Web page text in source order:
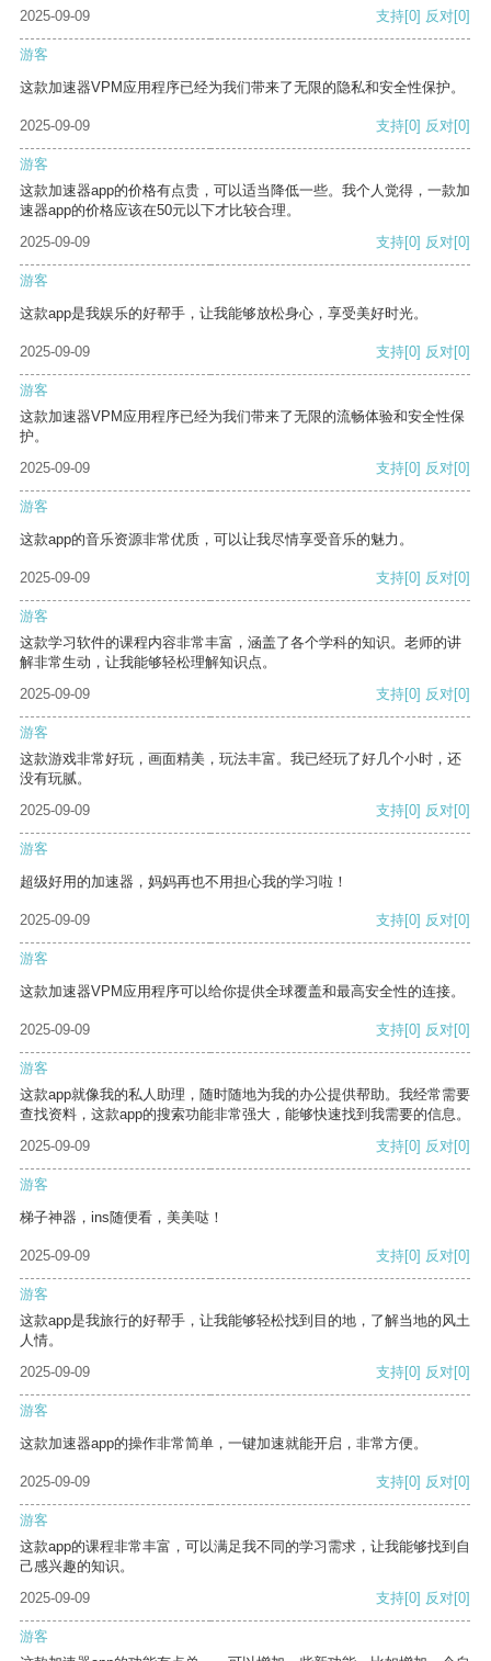
2025-09-09 支持[0] 反对[0]
游客
这款加速器VPM应用程序已经为我们带来了无限的隐私和安全性保护。
2025-09-09 支持[0] 反对[0]
游客
这款加速器app的价格有点贵，可以适当降低一些。我个人觉得，一款加
速器app的价格应该在50元以下才比较合理。
2025-09-09
支持[0] 反对[0]
游客
这款app是我娱乐的好帮手，让我能够放松身心，享受美好时光。
2025-09-09 支持[0] 反对[0]
游客
这款加速器VPM应用程序已经为我们带来了无限的流畅体验和安全性保
护。
2025-09-09
支持[0] 反对[0]
游客
这款app的音乐资源非常优质，可以让我尽情享受音乐的魅力。
2025-09-09 支持[0] 反对[0]
游客
这款学习软件的课程内容非常丰富，涵盖了各个学科的知识。老师的讲
解非常生动，让我能够轻松理解知识点。
2025-09-09
支持[0] 反对[0]
游客
这款游戏非常好玩，画面精美，玩法丰富。我已经玩了好几个小时，还
没有玩腻。
2025-09-09
支持[0] 反对[0]
游客
超级好用的加速器，妈妈再也不用担心我的学习啦！
2025-09-09 支持[0] 反对[0]
游客
这款加速器VPM应用程序可以给你提供全球覆盖和最高安全性的连接。
2025-09-09 支持[0] 反对[0]
游客
这款app就像我的私人助理，随时随地为我的办公提供帮助。我经常需要
查找资料，这款app的搜索功能非常强大，能够快速找到我需要的信息。
2025-09-09
支持[0] 反对[0]
游客
梯子神器，ins随便看，美美哒！
2025-09-09 支持[0] 反对[0]
游客
这款app是我旅行的好帮手，让我能够轻松找到目的地，了解当地的风土
人情。
2025-09-09
支持[0] 反对[0]
游客
这款加速器app的操作非常简单，一键加速就能开启，非常方便。
2025-09-09 支持[0] 反对[0]
游客
这款app的课程非常丰富，可以满足我不同的学习需求，让我能够找到自
己感兴趣的知识。
2025-09-09
支持[0] 反对[0]
游客